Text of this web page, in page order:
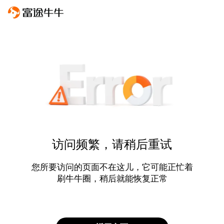
访问频繁，请稍后重试
您所要访问的页面不在这儿，它可能正忙着
刷牛牛圈，稍后就能恢复正常